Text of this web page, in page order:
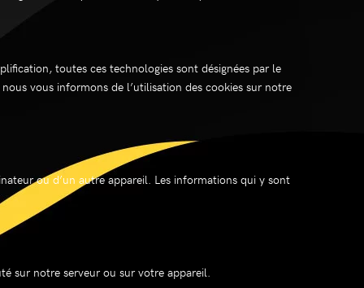
toutes ces technologies sont désignées par le
vous informons de l’utilisation des cookies sur notre
ou d’un autre appareil. Les informations qui y sont
sur notre serveur ou sur votre appareil.